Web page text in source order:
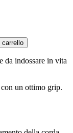
carrello
da indossare in vita
un ottimo grip.